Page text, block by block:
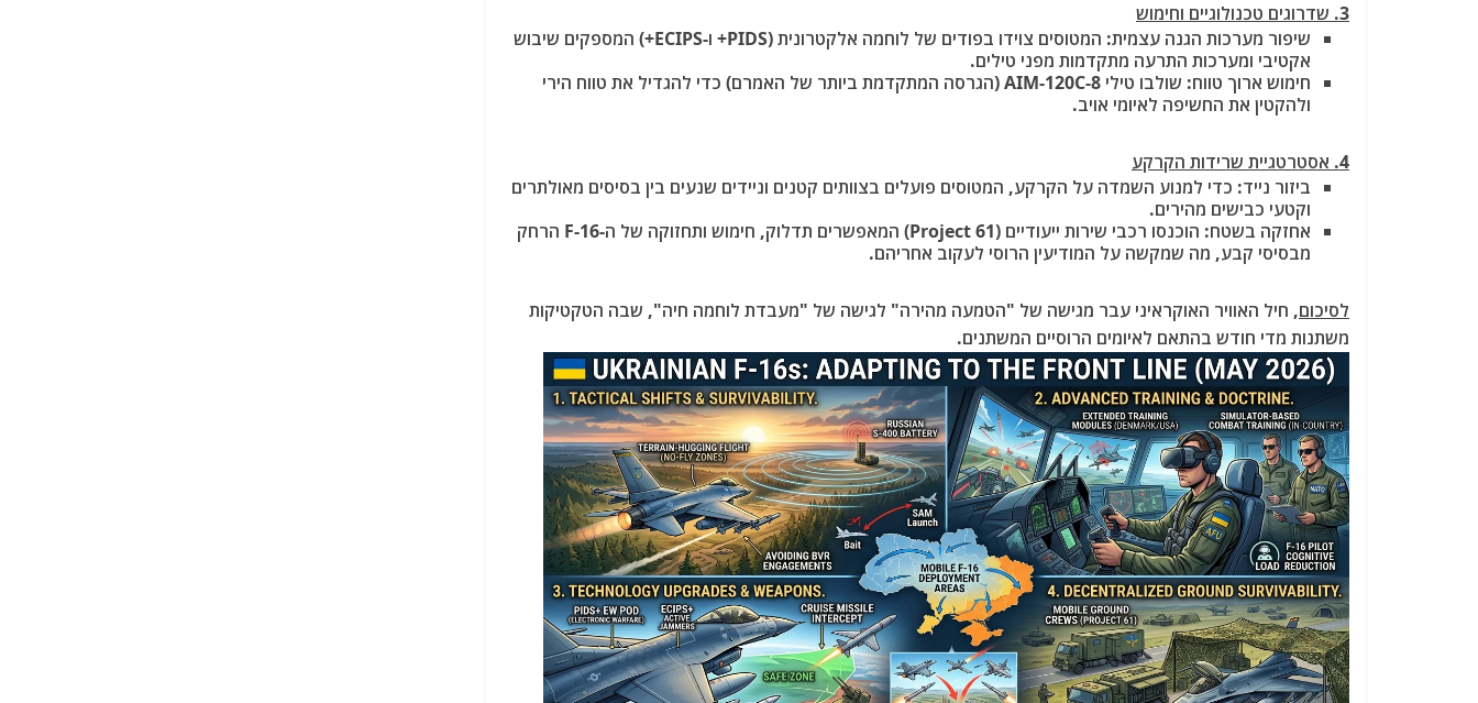
3. שדרוגים טכנולוגיים וחימוש
שיפור מערכות הגנה עצמית: המטוסים צוידו בפודים של לוחמה אלקטרונית (PIDS+ ו-ECIPS+) המספקים שיבוש
אקטיבי ומערכות התרעה מתקדמות מפני טילים.
חימוש ארוך טווח: שולבו טילי AIM-120C-8 (הגרסה המתקדמת ביותר של האמרם) כדי להגדיל את טווח הירי
ולהקטין את החשיפה לאיומי אויב.
4. אסטרטגיית שרידות הקרקע
ביזור נייד: כדי למנוע השמדה על הקרקע, המטוסים פועלים בצוותים קטנים וניידים שנעים בין בסיסים מאולתרים
וקטעי כבישים מהירים.
אחזקה בשטח: הוכנסו רכבי שירות ייעודיים (Project 61) המאפשרים תדלוק, חימוש ותחזוקה של ה-F-16 הרחק
מבסיסי קבע, מה שמקשה על המודיעין הרוסי לעקוב אחריהם.
לסיכום, חיל האוויר האוקראיני עבר מגישה של "הטמעה מהירה" לגישה של "מעבדת לוחמה חיה", שבה הטקטיקות
משתנות מדי חודש בהתאם לאיומים הרוסיים המשתנים.